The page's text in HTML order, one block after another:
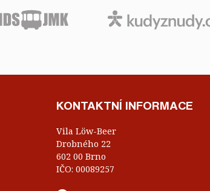
KONTAKTNÍ INFORMACE
Vila Löw-Beer
Drobného 22
602 00 Brno
IČO: 00089257